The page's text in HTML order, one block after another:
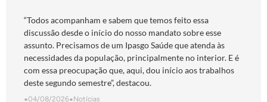
“Todos acompanham e sabem que temos feito essa
discussão desde o início do nosso mandato sobre esse
assunto. Precisamos de um Ipasgo Saúde que atenda às
necessidades da população, principalmente no interior. E é
com essa preocupação que, aqui, dou início aos trabalhos
deste segundo semestre”, destacou.
•04/08/2026•Notícias